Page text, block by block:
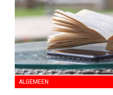
ALGEMEEN